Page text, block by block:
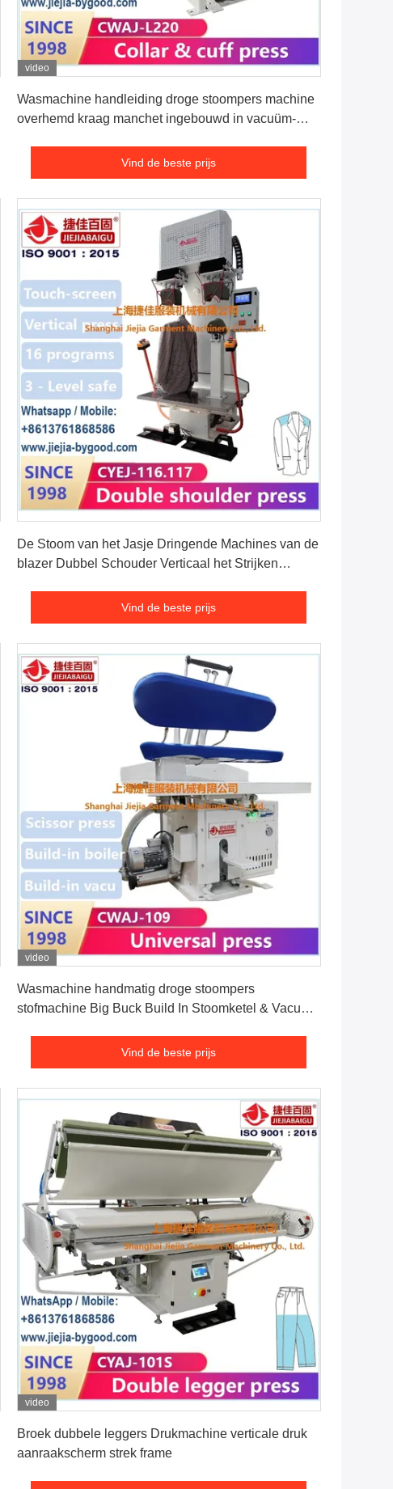
video
Wasmachine handleiding droge stoompers machine
overhemd kraag manchet ingebouwd in vacuüm-
Vind de beste prijs
De Stoom van het Jasje Dringende Machines van de
blazer Dubbel Schouder Verticaal het Strijken
Vind de beste prijs
video
Wasmachine handmatig droge stoompers
stofmachine Big Buck Build In Stoomketel & Vacuüm
Vind de beste prijs
video
Broek dubbele leggers Drukmachine verticale druk
aanraakscherm strek frame